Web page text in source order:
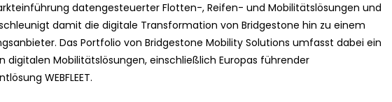
datengesteuerter Flotten-, Reifen- und Mobilitätslösungen und
damit die digitale Transformation von Bridgestone hin zu einem
Das Portfolio von Bridgestone Mobility Solutions umfasst dabei ein
digitalen Mobilitätslösungen, einschließlich Europas führender
WEBFLEET.